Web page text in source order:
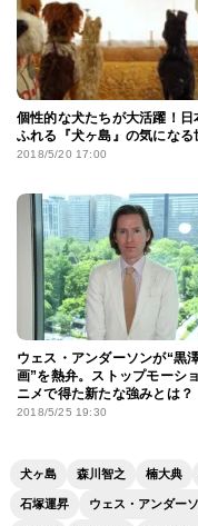
個性的な犬たちが大活躍！日
ふれる『犬ヶ島』の気になる
2018/5/20 17:00
ウェス・アンダーソンが“黒
画”を熱弁。ストップモーシ
ニメで得た新たな強みとは？
2018/5/25 19:30
犬ヶ島 森川智之 楠大典
石塚運昇 ウェス・アンダー